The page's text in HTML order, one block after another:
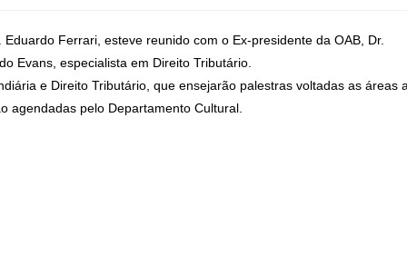
Ferrari, esteve reunido com o Ex-presidente da OAB, Dr.
Evans, especialista em Direito Tributário.
e Direito Tributário, que ensejarão palestras voltadas as áreas
agendadas pelo Departamento Cultural.